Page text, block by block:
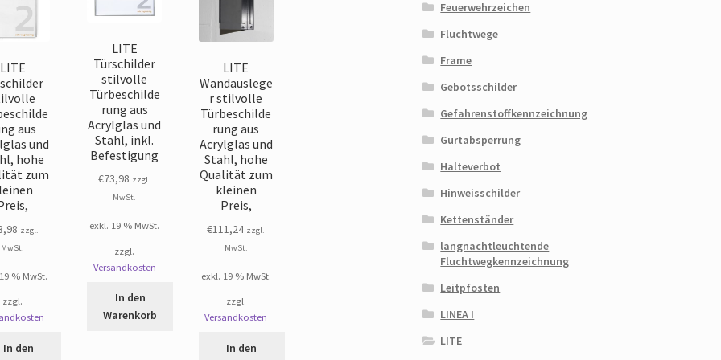
LITE
aus
und
hohe
zum
zzgl.
MwSt.
% MwSt.
zzgl.
In den
LITE
Türschilder
stilvolle
Türbeschilde
rung aus
Acrylglas und
Stahl, inkl.
Befestigung
€73,98 zzgl.
MwSt.
exkl. 19 % MwSt.
zzgl.
Versandkosten
In den
Warenkorb
LITE
Wandauslege
r stilvolle
Türbeschilde
rung aus
Acrylglas und
Stahl, hohe
Qualität zum
kleinen
Preis,
€111,24 zzgl.
MwSt.
exkl. 19 % MwSt.
zzgl.
Versandkosten
In den
Feuerwehrzeichen
Fluchtwege
Frame
Gebotsschilder
Gefahrenstoffkennzeichnung
Gurtabsperrung
Halteverbot
Hinweisschilder
Kettenständer
langnachtleuchtende
Fluchtwegkennzeichnung
Leitpfosten
LINEA I
LITE